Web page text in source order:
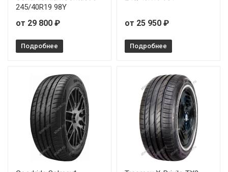
Pirelli PZERO SPORTS CAR 285/30R20 99Y
Pirelli PZERO SPORTS CAR 285/30R21 100Y
245/40R19 98Y
от 29 800 ₽
Подробнее
от 25 950 ₽
Подробнее